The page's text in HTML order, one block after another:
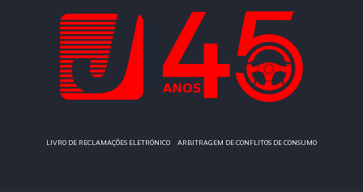
LIVRO DE RECLAMAÇÕES ELETRÓNICO ARBITRAGEM DE CONFLITOS DE CONSUMO